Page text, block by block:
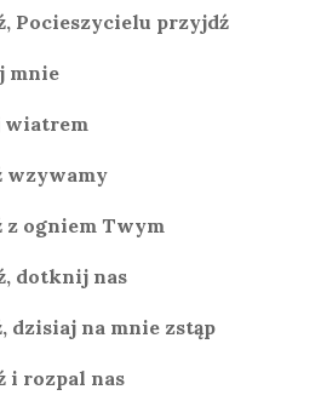
Pocieszycielu przyjdź
mnie
wiatrem
wzywamy
z ogniem Twym
dotknij nas
dzisiaj na mnie zstąp
i rozpal nas